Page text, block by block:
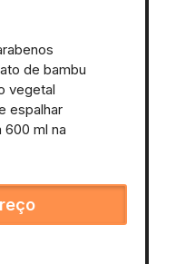
de bambu
vegetal
espalhar
600 ml na